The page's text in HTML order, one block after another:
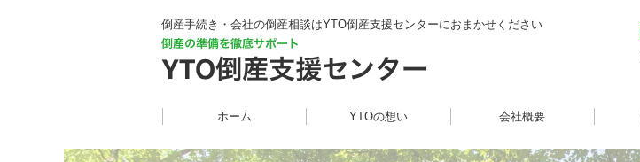
倒産手続き・会社の倒産相談はYTO倒産支援センターにおまかせください
ホーム YTOの想い 会社概要